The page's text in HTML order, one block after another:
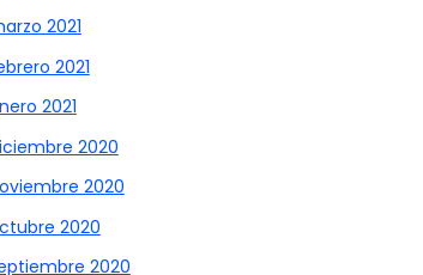
2021
2021
2021
2020
2020
2020
2020